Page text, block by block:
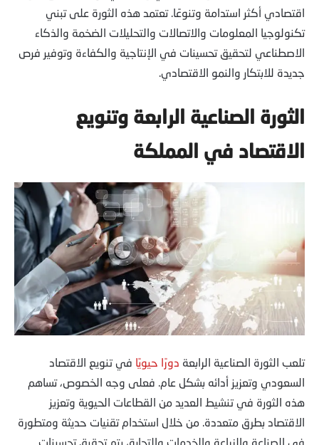
اقتصادي أكثر استدامة وتنوعًا. تعتمد هذه الثورة على تبني
تكنولوجيا المعلومات والاتصالات والتحليلات الضخمة والذكاء
الاصطناعي لتحقيق تحسينات في الإنتاجية والكفاءة وتوفير فرص
جديدة للابتكار والنمو الاقتصادي.
الثورة الصناعية الرابعة وتنويع
الاقتصاد في المملكة
تلعب الثورة الصناعية الرابعة دورًا حيويًا في تنويع الاقتصاد
السعودي وتعزيز أدائه بشكل عام. فعلى وجه الخصوص، تساهم
هذه الثورة في تنشيط العديد من القطاعات الحيوية وتعزيز
الاقتصاد بطرق متعددة. من خلال استخدام تقنيات حديثة ومتطورة
في الصناعة والزراعة والخدمات والتجارة، يتم تحقيق تحسينات